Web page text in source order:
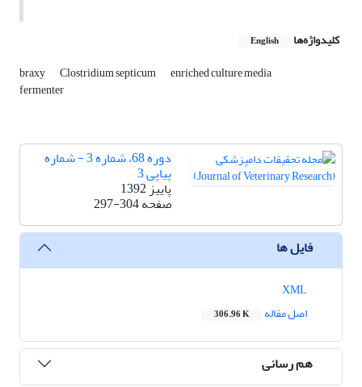
کلیدواژه‌ها English
braxy Clostridium septicum enriched culture media
fermenter
دوره 68، شماره 3 - شماره
پیاپی 3
پاییز 1392
صفحه297-304
فایل ها
اصل مقاله
306.96 K
هم رسانی